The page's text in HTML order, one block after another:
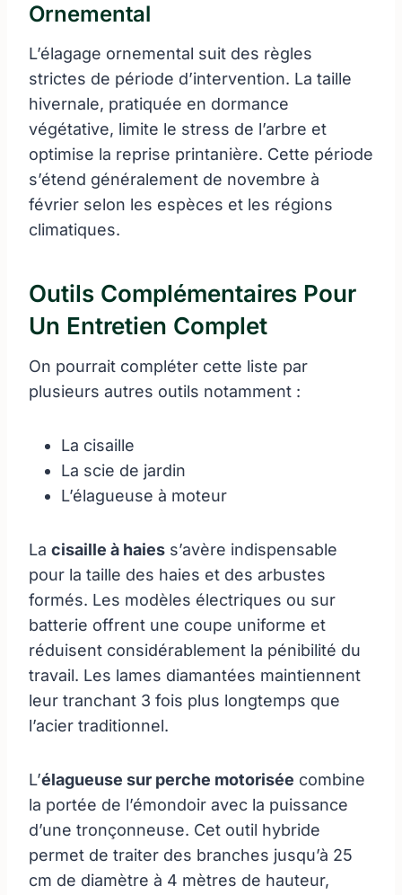
Ornemental
L’élagage ornemental suit des règles
strictes de période d’intervention. La taille
hivernale, pratiquée en dormance
végétative, limite le stress de l’arbre et
optimise la reprise printanière. Cette période
s’étend généralement de novembre à
février selon les espèces et les régions
climatiques.
Outils Complémentaires Pour
Un Entretien Complet
On pourrait compléter cette liste par
plusieurs autres outils notamment :
La cisaille
La scie de jardin
L’élagueuse à moteur
La cisaille à haies s’avère indispensable
pour la taille des haies et des arbustes
formés. Les modèles électriques ou sur
batterie offrent une coupe uniforme et
réduisent considérablement la pénibilité du
travail. Les lames diamantées maintiennent
leur tranchant 3 fois plus longtemps que
l’acier traditionnel.
L’élagueuse sur perche motorisée combine
la portée de l’émondoir avec la puissance
d’une tronçonneuse. Cet outil hybride
permet de traiter des branches jusqu’à 25
cm de diamètre à 4 mètres de hauteur,